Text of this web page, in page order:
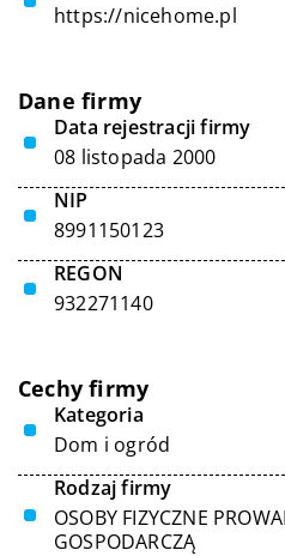
https://nicehome.pl
Dane firmy
Data rejestracji firmy
08 listopada 2000
NIP
8991150123
REGON
932271140
Cechy firmy
Kategoria
Dom i ogród
Rodzaj firmy
OSOBY FIZYCZNE
GOSPODARCZĄ